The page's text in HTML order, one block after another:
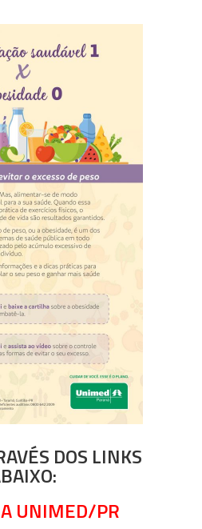
DOS LINKS
UNIMED/PR